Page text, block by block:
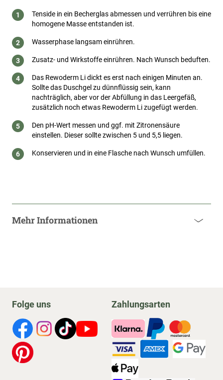
Tenside in ein Becherglas abmessen und verrühren bis eine
homogene Masse entstanden ist.
Wasserphase langsam einrühren.
Zusatz- und Wirkstoffe einrühren. Nach Wunsch beduften.
Das Rewoderm Li dickt es erst nach einigen Minuten an.
Sollte das Duschgel zu dünnflüssig sein, kann
nachträglich, aber vor der Abfüllung in das Leergefäß,
zusätzlich noch etwas Rewoderm Li zugefügt werden.
Den pH-Wert messen und ggf. mit Zitronensäure
einstellen. Dieser sollte zwischen 5 und 5,5 liegen.
Konservieren und in eine Flasche nach Wunsch umfüllen.
Mehr Informationen
Folge uns Zahlungsarten